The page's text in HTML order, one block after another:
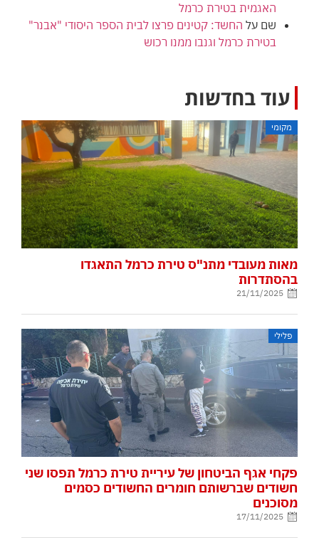
האגמית בטירת כרמל
שם על החשד: קטינים פרצו לבית הספר היסודי "אבנר"
בטירת כרמל וגנבו ממנו רכוש
עוד בחדשות
מקומי
מאות מעובדי מתנ"ס טירת כרמל התאגדו
בהסתדרות
21/11/2025
פלילי
פקחי אגף הביטחון של עיריית טירת כרמל תפסו שני
חשודים שברשותם חומרים החשודים כסמים
מסוכנים
17/11/2025